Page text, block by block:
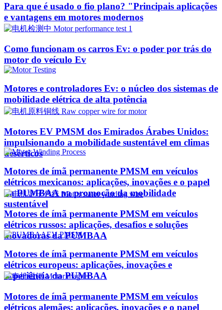
Para que é usado o fio plano? "Principais aplicações
e vantagens em motores modernos
Como funcionam os carros Ev: o poder por trás do
motor do veículo Ev
Motores e controladores Ev: o núcleo dos sistemas de
mobilidade elétrica de alta potência
Motores EV PMSM dos Emirados Árabes Unidos:
impulsionando a mobilidade sustentável em climas
desérticos
Motores de ímã permanente PMSM em veículos
elétricos mexicanos: aplicações, inovações e o papel
da PUMBAA na promoção da mobilidade
sustentável
Motores de ímã permanente PMSM em veículos
elétricos russos: aplicações, desafios e soluções
inovadoras da PUMBAA
Motores de ímã permanente PMSM em veículos
elétricos europeus: aplicações, inovações e
experiência da PUMBAA
Motores de ímã permanente PMSM em veículos
elétricos alemães: aplicações, inovações e o papel